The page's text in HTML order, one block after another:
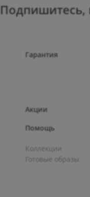
Подпишитесь,
Гарантия
Акции
Помощь
Коллекции
Готовые образы